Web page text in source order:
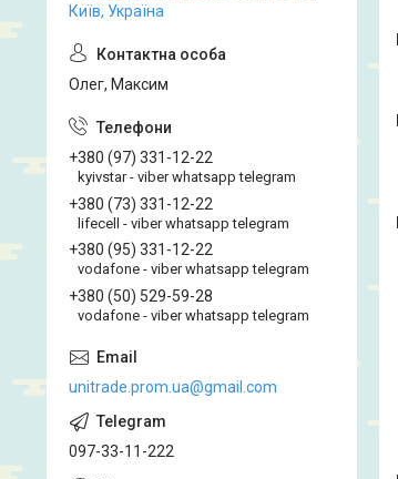
Київ, Україна
Олег, Максим
+380 (97) 331-12-22
kyivstar - viber whatsapp telegram
+380 (73) 331-12-22
lifecell - viber whatsapp telegram
+380 (95) 331-12-22
vodafone - viber whatsapp telegram
+380 (50) 529-59-28
vodafone - viber whatsapp telegram
unitrade.prom.ua@gmail.com
097-33-11-222